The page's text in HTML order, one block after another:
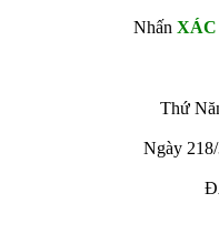
Nhấn
Thứ
Ngày